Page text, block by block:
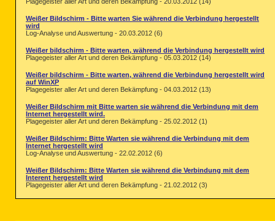
Weißer Bildschirm - Bitte warten Sie während die Verbindung hergestellt
wird
Log-Analyse und Auswertung - 20.03.2012 (6)
Weißer bildschirm - Bitte warten, während die Verbindung hergestellt wird
Plagegeister aller Art und deren Bekämpfung - 05.03.2012 (14)
Weißer bildschirm - Bitte warten, während die Verbindung hergestellt wird
auf WinXP
Plagegeister aller Art und deren Bekämpfung - 04.03.2012 (13)
Weißer Bildschirm mit Bitte warten sie während die Verbindung mit dem
Internet hergestellt wird.
Plagegeister aller Art und deren Bekämpfung - 25.02.2012 (1)
Weißer Bildschirm: Bitte Warten sie während die Verbindung mit dem
Internet hergestellt wird
Log-Analyse und Auswertung - 22.02.2012 (6)
Weißer Bildschirm: Bitte Warten sie während die Verbindung mit dem
Interent hergestellt wird
Plagegeister aller Art und deren Bekämpfung - 21.02.2012 (3)